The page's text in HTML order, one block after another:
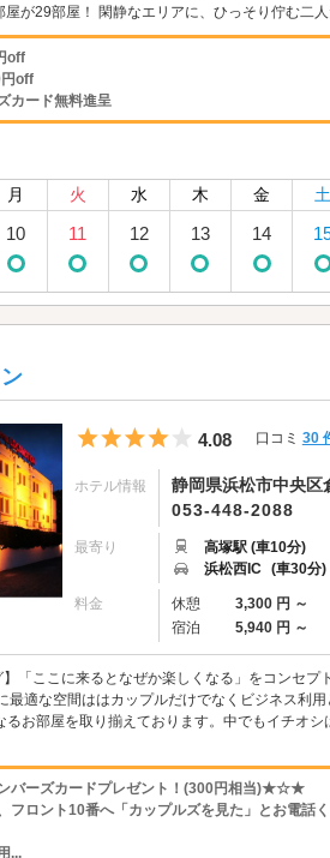
が29部屋！ 閑静なエリアに、ひっそり佇む二
off
off
カード無料進呈
月 火 水 木 金 土
10 11 12 13 14
5つ星のうち4
4.08 口コミ 30
ホテル情報
静岡県浜松市中央区
053-448-2088
最寄り
高塚駅 (車10分)
浜松西IC (車30分)
料金 休憩 3,300 円 ～
宿泊
5,940 円 ～
】「ここに来るとなぜか楽しくなる」をコンセ
適な空間ははカップルだけでなくビジネス利
るお部屋を取り揃えております。中でもイチオ
ーズカードプレゼント！(300円相当)★☆★
フロント10番へ「カップルズを見た」とお電話
...